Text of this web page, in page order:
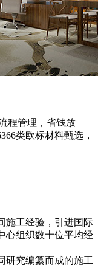
程管理，省钱放
类欧标材料甄选，
施工经验，引进国际
心组织数十位平均经
研究编纂而成的施工